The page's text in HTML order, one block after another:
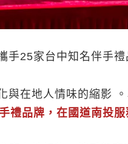
25家台中知名伴手
與在地人情味的縮影
禮品牌，在國道南投